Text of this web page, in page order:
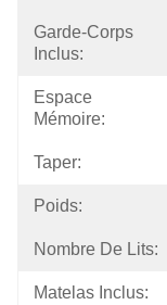
Garde-Corps
Inclus:
Espace
Mémoire:
Taper:
Poids:
Nombre De Lits:
Matelas Inclus: